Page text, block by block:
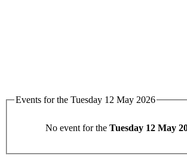
Events for the Tuesday 12 May 2026
No event for the Tuesday 12 May